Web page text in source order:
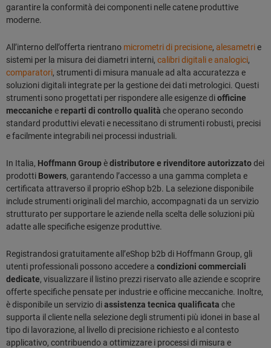
garantire la conformità dei componenti nelle catene produttive
moderne.
All’interno dell’offerta rientrano micrometri di precisione, alesametrie
sistemi per la misura dei diametri interni, calibri digitali e analogici,
comparatori, strumenti di misura manuale ad alta accuratezza e
soluzioni digitali integrate per la gestione dei dati metrologici. Questi
strumenti sono progettati per rispondere alle esigenze diofficine
meccaniche ereparti di controllo qualità che operano secondo
standard produttivi elevati e necessitano di strumenti robusti, precisi
e facilmente integrabili nei processi industriali.
In Italia, Hoffmann Groupèdistributore e rivenditore autorizzatodei
prodotti Bowers, garantendo l’accesso a una gamma completa e
certificata attraverso il proprio eShop b2b. La selezione disponibile
include strumenti originali del marchio, accompagnati da un servizio
strutturato per supportare le aziende nella scelta delle soluzioni più
adatte alle specifiche esigenze produttive.
Registrandosi gratuitamente all’eShop b2b di Hoffmann Group, gli
utenti professionali possono accedere a condizioni commerciali
dedicate, visualizzare il listino prezzi riservato alle aziende e scoprire
offerte specifiche pensate per industrie e officine meccaniche. Inoltre,
è disponibile un servizio diassistenza tecnica qualificata che
supporta il cliente nella selezione degli strumenti più idonei in base al
tipo di lavorazione, al livello di precisione richiesto e al contesto
applicativo, contribuendo a ottimizzare i processi di misura e